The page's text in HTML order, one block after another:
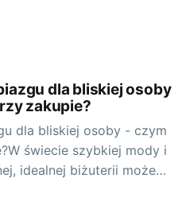
dla bliskiej osoby
zakupie?
dla bliskiej osoby - czym
świecie szybkiej mody i
idealnej biżuterii może
Niemniej jednak, z